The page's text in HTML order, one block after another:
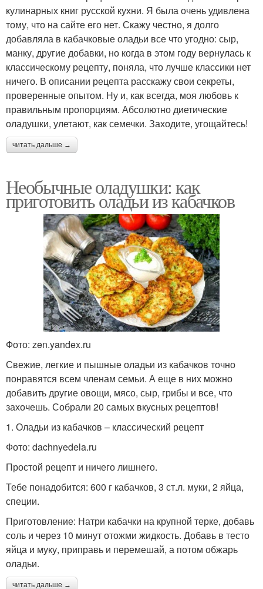
кулинарных книг русской кухни. Я была очень удивлена
тому, что на сайте его нет. Скажу честно, я долго
добавляла в кабачковые оладьи все что угодно: сыр,
манку, другие добавки, но когда в этом году вернулась к
классическому рецепту, поняла, что лучше классики нет
ничего. В описании рецепта расскажу свои секреты,
проверенные опытом. Ну и, как всегда, моя любовь к
правильным пропорциям. Абсолютно диетические
оладушки, улетают, как семечки. Заходите, угощайтесь!
читать дальше →
Необычные оладушки: как
приготовить оладьи из кабачков
Фото: zen.yandex.ru
Свежие, легкие и пышные оладьи из кабачков точно
понравятся всем членам семьи. А еще в них можно
добавить другие овощи, мясо, сыр, грибы и все, что
захочешь. Собрали 20 самых вкусных рецептов!
1. Оладьи из кабачков – классический рецепт
Фото: dachnyedela.ru
Простой рецепт и ничего лишнего.
Тебе понадобится: 600 г кабачков, 3 ст.л. муки, 2 яйца,
специи.
Приготовление: Натри кабачки на крупной терке, добавь
соль и через 10 минут отожми жидкость. Добавь в тесто
яйца и муку, приправь и перемешай, а потом обжарь
оладьи.
читать дальше →